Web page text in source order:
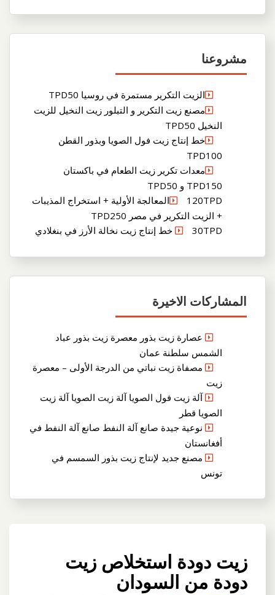
مشروعنا
الزيت التكرير مستمرة في روسيا TPD50
مصنع زيت التكرير و التبلور زيت النخيل للزيت
النخيل TPD50
خط إنتاج زيت فول الصويا وبذور القطن
TPD100
معدات تكرير زيت الطعام في باكستان
TPD150 و TPD50
120TPDالمعالجة الأولية + استخراج المذيبات
+ الزيت التكرير في مصر TPD250
30TPD خط إنتاج زيت نخالة الأرز في بنغلادي
المشاركات الاخيرة
عصارة زيت بذور معصرة زيت بذور عباد
الشمس سلطنة عمان
مصفاة زيت نباتي من الدرجة الأولى – معصرة
زيت
آلة زيت فول الصويا آلة زيت الصويا آلة زيت
الصويا قطر
نوعية جيدة صانع آلة النفط صانع آلة النفط في
أفغانستان
مصنع جديد لإنتاج زيت بذور السمسم في
تونس
زيت دودة استخلاص زيت
دودة من السودان